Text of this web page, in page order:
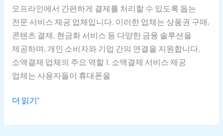
오프라인에서 간편하게 결제를 처리할 수 있도록 돕는
전문 서비스 제공 업체입니다. 이러한 업체는 상품권 구매,
콘텐츠 결제, 현금화 서비스 등 다양한 금융 솔루션을
제공하며, 개인 소비자와 기업 간의 연결을 지원합니다.
소액결제 업체의 주요 역할 1. 소액결제 서비스 제공
업체는 사용자들이 휴대폰을
더 읽기"